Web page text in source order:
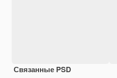
Связанные PSD